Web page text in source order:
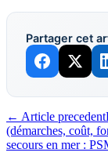
Partager cet
← Article precedent
(démarches, coût,
secours en mer :